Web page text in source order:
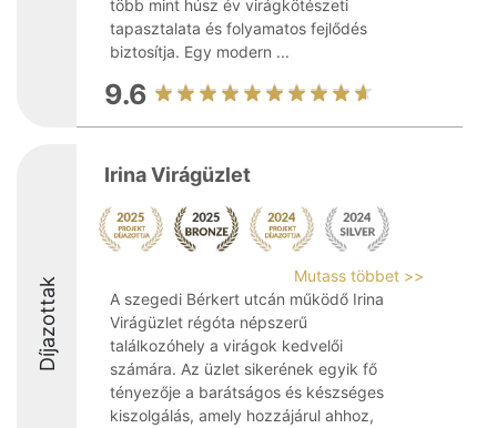
több mint húsz év virágkötészeti
tapasztalata és folyamatos fejlődés
biztosítja. Egy modern ...
9.6
Díjazottak
Irina Virágüzlet
Mutass többet >>
A szegedi Bérkert utcán működő Irina
Virágüzlet régóta népszerű
találkozóhely a virágok kedvelői
számára. Az üzlet sikerének egyik fő
tényezője a barátságos és készséges
kiszolgálás, amely hozzájárul ahhoz,